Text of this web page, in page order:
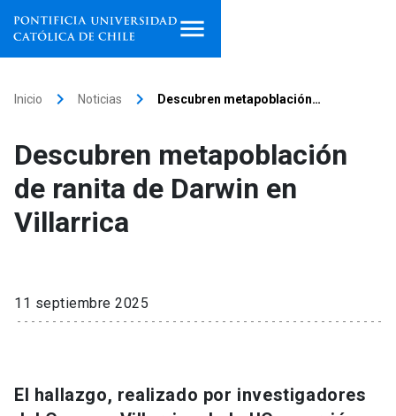
Facultades, escuelas e
institutos
Investigación
Extensión
Universidad
Inicio keyboard_arrow_right Noticias keyboard_arrow_right Descubren metapoblación…
Descubren metapoblación
de ranita de Darwin en
Villarrica
11 septiembre 2025
El hallazgo, realizado por investigadores